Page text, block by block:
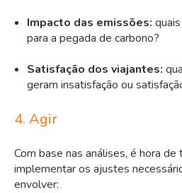
Impacto das emissões:
para a pegada de carbono?
Satisfação dos viajantes:
geram insatisfação ou
4. Agir
Com base nas análises, é hora
implementar os ajustes
envolver: